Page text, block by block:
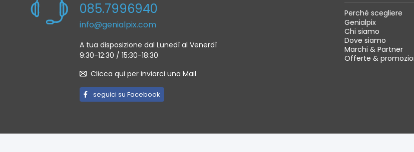
085.7996940
info@genialpix.com
A tua disposizione dal Lunedì al Venerdì
9:30-12:30 / 15:30-18:30
Clicca qui per inviarci una Mail
seguici su Facebook
Perché scegliere
Genialpix
Chi siamo
Dove siamo
Marchi & Partner
Offerte &